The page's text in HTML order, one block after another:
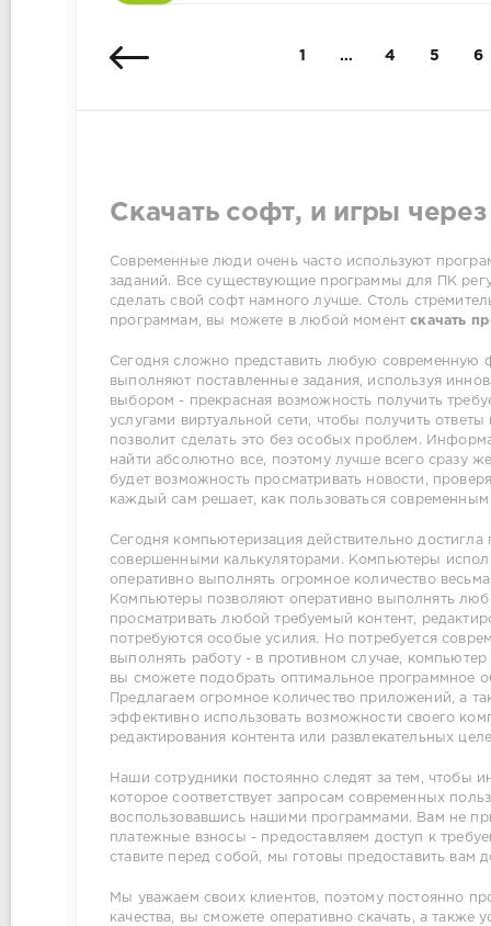
1 … 4 5 6
Скачать софт, и игры
Современные люди очень часто используют
заданий. Все существующие программы для ПК
сделать свой софт намного лучше. Столь
программам, вы можете в любой моментскачать
Сегодня сложно представить любую современную
выполняют поставленные задания, используя
выбором - прекрасная возможность получить
услугами виртуальной сети, чтобы получить
позволит сделать это без особых проблем.
найти абсолютно все, поэтому лучше всего сразу
будет возможность просматривать новости,
каждый сам решает, как пользоваться
Сегодня компьютеризация действительно
совершенными калькуляторами. Компьютеры
оперативно выполнять огромное количество
Компьютеры позволяют оперативно выполнять
просматривать любой требуемый контент,
потребуются особые усилия. Но потребуется
выполнять работу - в противном случае,
вы сможете подобрать оптимальное программное
Предлагаем огромное количество приложений, а
эффективно использовать возможности своего
редактирования контента или развлекательных
Наши сотрудники постоянно следят за тем,
которое соответствует запросам современных
воспользовавшись нашими программами. Вам не
платежные взносы - предоставляем доступ к
ставите перед собой, мы готовы предоставить
Мы уважаем своих клиентов, поэтому постоянно
качества, вы сможете оперативно скачать, а